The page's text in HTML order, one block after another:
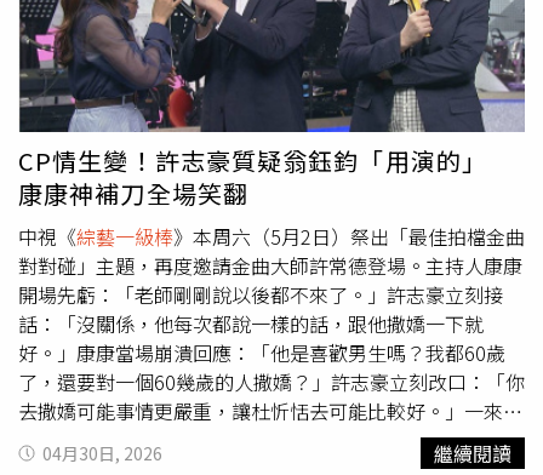
彎式評語」，吳俊宏（右）當場走心。（圖／中視提供）
這集節目有一環是「尼羅河女兒－楊林」單元，瞬間掀起滿
滿回憶殺，杜忻恬演唱〈夢裡也纏綿〉、陳怡婷帶來〈把心
留住〉、翁鈺均詮釋〈玻璃心〉、蕭玉芬獻唱〈零下幾度
C〉，首首經典輪番登場。女歌手更同步比出楊林當年的招
牌手勢，復刻感十足。當聊到〈把心留住〉這首歌時，康康
也分享一段當年往事，笑說這首歌正好陪伴他度過留級的兩
年時光，許志豪順勢虧他：「你是捨不得畢業的學生吧。」
當「CP對唱」登場時，康康主動牽起許志豪與翁鈺鈞的
手，讓曖昧氣氛瞬間升溫。許志豪羞喊：「不要啦！光天化
日下！」沒想到因為「光天」的台語音似「光頭」，讓康康
會錯意：「誰光頭？我有用髮片你還說我光頭！」許志豪順
勢追問：「那你是用幾片？」康康乾脆不藏了，直接自爆：
「這是一整頂假髮！」
CP情生變！許志豪質疑翁鈺鈞「用演的」
康康神補刀全場笑翻
中視《綜藝一級棒》本周六（5月2日）祭出「最佳拍檔金曲
對對碰」主題，再度邀請金曲大師許常德登場。主持人康康
開場先虧：「老師剛剛說以後都不來了。」許志豪立刻接
話：「沒關係，他每次都說一樣的話，跟他撒嬌一下就
好。」康康當場崩潰回應：「他是喜歡男生嗎？我都60歲
了，還要對一個60幾歲的人撒嬌？」許志豪立刻改口：「你
去撒嬌可能事情更嚴重，讓杜忻恬去可能比較好。」一來一
往笑聲不斷。許常德私下其實相當關心康康健康，曾一起喝
咖啡時直接下令「不要加糖、不要加奶精、不要再喝酒」，
04月30日, 2026 繼續閱讀